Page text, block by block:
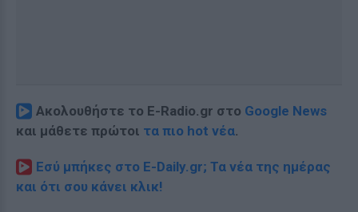
Ακολουθήστε το E-Radio.gr στο Google News
και μάθετε πρώτοι τα πιο hot νέα.
Εσύ μπήκες στο E-Daily.gr; Τα νέα της ημέρας
και ότι σου κάνει κλικ!